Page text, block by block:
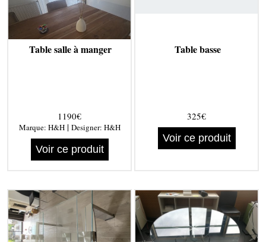
Table salle à manger
1190€
Marque: H&H| Designer: H&H
Voir ce produit
Table basse
325€
Voir ce produit